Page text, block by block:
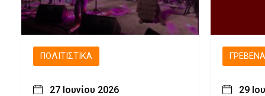
ΠΟΛΙΤΙΣΤΙΚΆ
27 Ιουνίου 2026 29